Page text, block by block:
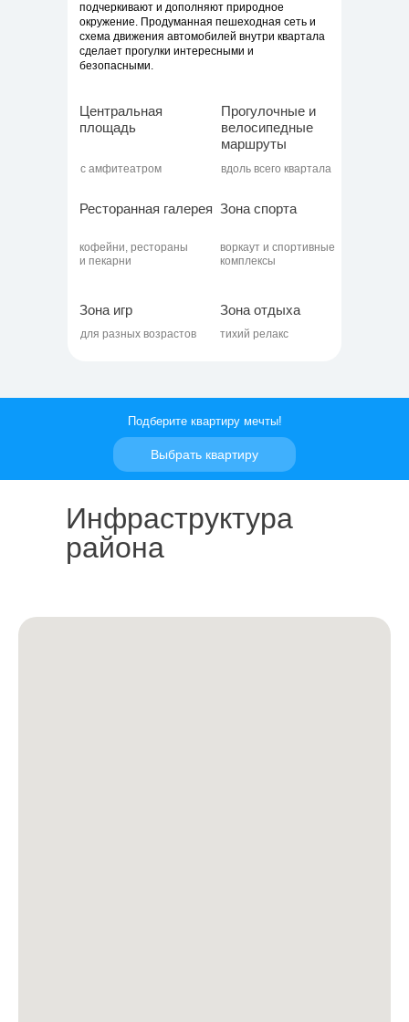
подчеркивают и дополняют природное
окружение. Продуманная пешеходная сеть и
схема движения автомобилей внутри квартала
сделает прогулки интересными и
безопасными.
Центральная
площадь
с амфитеатром
Прогулочные и
велосипедные
маршруты
вдоль всего квартала
Ресторанная галерея
кофейни, рестораны
и пекарни
Зона отдыха
для разных возрастов
Зона игр
воркаут и спортивные
комплексы
Зона спорта
тихий релакс
Подберите квартиру мечты!
Выбрать квартиру
Инфраструктура
района